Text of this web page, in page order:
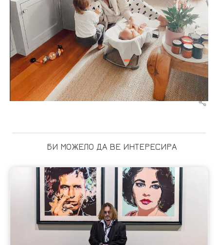
БИ МОЖЕЛО ДА ВЕ ИНТЕРЕСИРА